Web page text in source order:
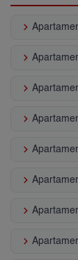
keyboard_arrow_right
keyboard_arrow_right
keyboard_arrow_right
keyboard_arrow_right
keyboard_arrow_right
keyboard_arrow_right
keyboard_arrow_right
keyboard_arrow_right